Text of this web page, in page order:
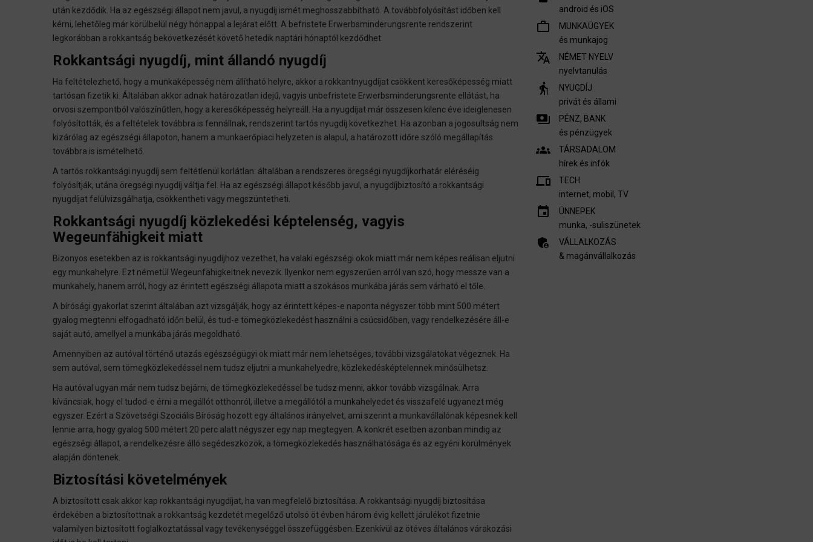
után kezdődik. Ha az egészségi állapot nem javul, a nyugdíj ismét meghosszabbítható. A továbbfolyósítást időben kell
kérni, lehetőleg már körülbelül négy hónappal a lejárat előtt. A befristete Erwerbsminderungsrente rendszerint
legkorábban a rokkantság bekövetkezését követő hetedik naptári hónaptól kezdődhet.
Rokkantsági nyugdíj, mint állandó nyugdíj
Ha feltételezhető, hogy a munkaképesség nem állítható helyre, akkor a rokkantnyugdíjat csökkent keresőképesség miatt
tartósan fizetik ki. Általában akkor adnak határozatlan idejű, vagyis unbefristete Erwerbsminderungsrente ellátást, ha
orvosi szempontból valószínűtlen, hogy a keresőképesség helyreáll. Ha a nyugdíjat már összesen kilenc éve ideiglenesen
folyósították, és a feltételek továbbra is fennállnak, rendszerint tartós nyugdíj következhet. Ha azonban a jogosultság nem
kizárólag az egészségi állapoton, hanem a munkaerőpiaci helyzeten is alapul, a határozott időre szóló megállapítás
továbbra is ismételhető.
A tartós rokkantsági nyugdíj sem feltétlenül korlátlan: általában a rendszeres öregségi nyugdíjkorhatár eléréséig
folyósítják, utána öregségi nyugdíj váltja fel. Ha az egészségi állapot később javul, a nyugdíjbiztosító a rokkantsági
nyugdíjat felülvizsgálhatja, csökkentheti vagy megszüntetheti.
Rokkantsági nyugdíj közlekedési képtelenség, vagyis
Wegeunfähigkeit miatt
Bizonyos esetekben az is rokkantsági nyugdíjhoz vezethet, ha valaki egészségi okok miatt már nem képes reálisan eljutni
egy munkahelyre. Ezt németül Wegeunfähigkeitnek nevezik. Ilyenkor nem egyszerűen arról van szó, hogy messze van a
munkahely, hanem arról, hogy az érintett egészségi állapota miatt a szokásos munkába járás sem várható el tőle.
A bírósági gyakorlat szerint általában azt vizsgálják, hogy az érintett képes-e naponta négyszer több mint 500 métert
gyalog megtenni elfogadható időn belül, és tud-e tömegközlekedést használni a csúcsidőben, vagy rendelkezésére áll-e
saját autó, amellyel a munkába járás megoldható.
Amennyiben az autóval történő utazás egészségügyi ok miatt már nem lehetséges, további vizsgálatokat végeznek. Ha
sem autóval, sem tömegközlekedéssel nem tudsz eljutni a munkahelyedre, közlekedésképtelennek minősülhetsz.
Ha autóval ugyan már nem tudsz bejárni, de tömegközlekedéssel be tudsz menni, akkor tovább vizsgálnak. Arra
kíváncsiak, hogy el tudod-e érni a megállót otthonról, illetve a megállótól a munkahelyedet és visszafelé ugyanezt még
egyszer. Ezért a Szövetségi Szociális Bíróság hozott egy általános irányelvet, ami szerint a munkavállalónak képesnek kell
lennie arra, hogy gyalog 500 métert 20 perc alatt négyszer egy nap megtegyen. A konkrét esetben azonban mindig az
egészségi állapot, a rendelkezésre álló segédeszközök, a tömegközlekedés használhatósága és az egyéni körülmények
alapján döntenek.
Biztosítási követelmények
A biztosított csak akkor kap rokkantsági nyugdíjat, ha van megfelelő biztosítása. A rokkantsági nyugdíj biztosítása
érdekében a biztosítottnak a rokkantság kezdetét megelőző utolsó öt évben három évig kellett járulékot fizetnie
valamilyen biztosított foglalkoztatással vagy tevékenységgel összefüggésben. Ezenkívül az ötéves általános várakozási
android és iOS
work_outline
MUNKAÜGYEK
és munkajog
translate
NÉMET NYELV
nyelvtanulás
elderly
NYUGDÍJ
privát és állami
payments
PÉNZ, BANK
és pénzügyek
groups
TÁRSADALOM
hírek és infók
devices
TECH
internet, mobil, TV​
insert_invitation
ÜNNEPEK
munka, -suliszünetek
admin_panel_settings
VÁLLALKOZÁS
& magánvállalkozás